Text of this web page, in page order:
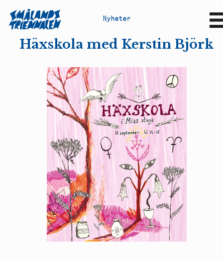
Nyheter
Häxskola med Kerstin Björk